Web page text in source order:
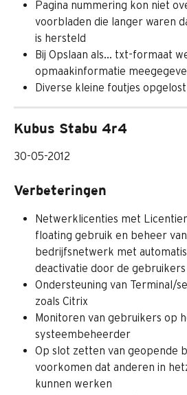
Pagina nummering kon niet
voorbladen die langer waren
is hersteld
Bij Opslaan als… txt-formaat
opmaakinformatie
Diverse kleine foutjes opgelost
Kubus Stabu 4r4
30-05-2012
Verbeteringen
Netwerklicenties met
floating gebruik en beheer
bedrijfsnetwerk met
deactivatie door de gebruikers
Ondersteuning van Terminal/
zoals Citrix
Monitoren van gebruikers op
systeembeheerder
Op slot zetten van geopende
voorkomen dat anderen in
kunnen werken